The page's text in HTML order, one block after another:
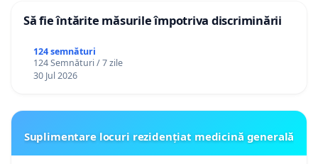
Să fie întărite măsurile împotriva discriminării
124 semnături
124 Semnături / 7 zile
30 Jul 2026
Suplimentare locuri rezidențiat medicină generală